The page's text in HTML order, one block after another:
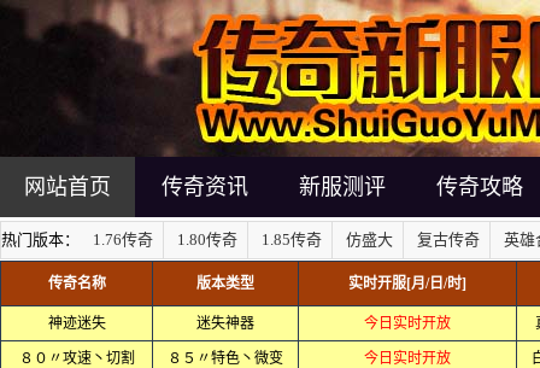
网站首页 传奇资讯 新服测评 传奇攻略
热门版本： 1.76传奇 1.80传奇 1.85传奇 仿盛大 复古传奇 英雄
传奇名称 版本类型 实时开服[月/日/时]
神迹迷失 迷失神器 今日实时开放
８０〃攻速丶切割 ８５〃特色丶微变 今日实时开放